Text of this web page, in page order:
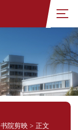
书院剪映 > 正文